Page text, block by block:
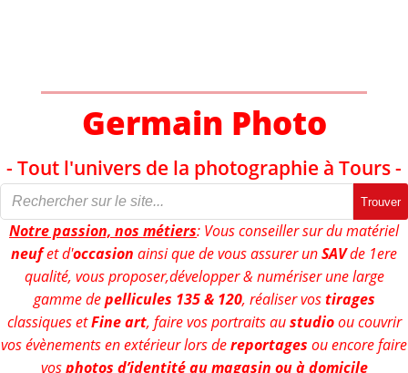
Germain Photo
- Tout l'univers de la photographie à Tours -
Trouver
Notre passion, nos métiers: Vous conseiller sur du matériel
neufet d'occasion ainsi que de vous assurer unSAVde 1ere
qualité, vous proposer,développer & numériser une large
gamme depellicules 135 & 120, réaliser vostirages
classiques etFine art, faire vos portraits austudioou couvrir
vos évènements en extérieur lors dereportages ou encore faire
vosphotos d’identité au magasin ou à domicile